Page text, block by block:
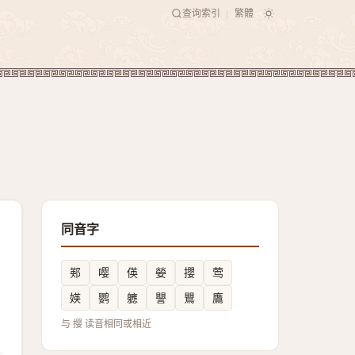
查询索引 繁體
同音字
䣐 嘤 偀 嫈 攖
莺
媖
鹦 軈 譻 鸎 鷹
与 撄 读音相同或相近